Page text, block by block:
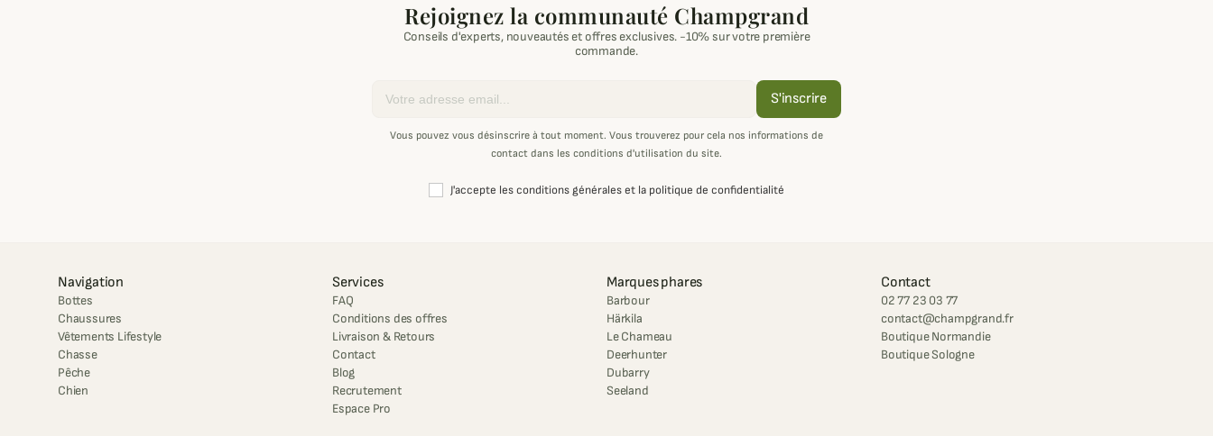
Rejoignez la communauté Champgrand
Conseils d'experts, nouveautés et offres exclusives. -10% sur votre première
commande.
S'inscrire
Vous pouvez vous désinscrire à tout moment. Vous trouverez pour cela nos informations de
contact dans les conditions d'utilisation du site.
J'accepte les conditions générales et la politique de confidentialité
Navigation
Bottes
Chaussures
Vêtements Lifestyle
Chasse
Pêche
Chien
Services
FAQ
Conditions des offres
Livraison & Retours
Contact
Blog
Recrutement
Espace Pro
Marques phares
Barbour
Härkila
Le Chameau
Deerhunter
Dubarry
Seeland
Contact
02 77 23 03 77
contact@champgrand.fr
Boutique Normandie
Boutique Sologne